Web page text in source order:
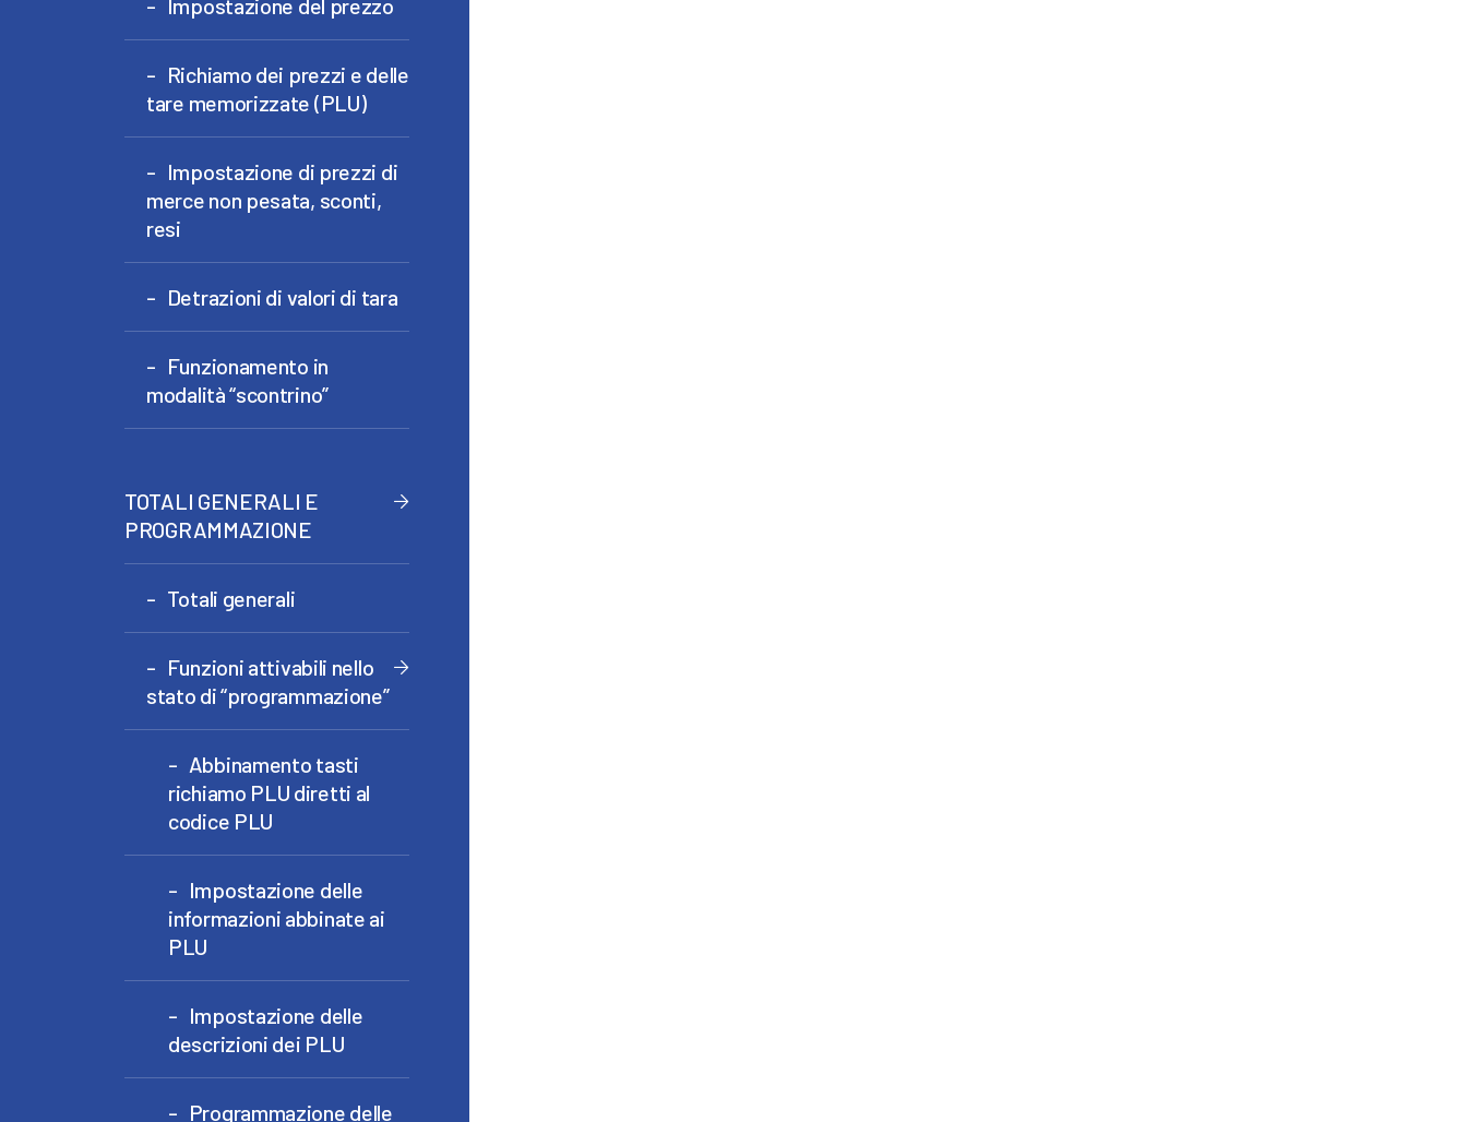
Impostazione del prezzo
Richiamo dei prezzi e delle
tare memorizzate (PLU)
Impostazione di prezzi di
merce non pesata, sconti,
resi
Detrazioni di valori di tara
Funzionamento in
modalità “scontrino”
TOTALI GENERALI E
PROGRAMMAZIONE
Totali generali
Funzioni attivabili nello
stato di “programmazione”
Abbinamento tasti
richiamo PLU diretti al
codice PLU
Impostazione delle
informazioni abbinate ai
PLU
Impostazione delle
descrizioni dei PLU
Programmazione delle